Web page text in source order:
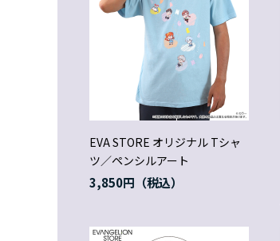
EVA STORE オリジナル Tシャ
ツ／ペンシルアート
3,850円